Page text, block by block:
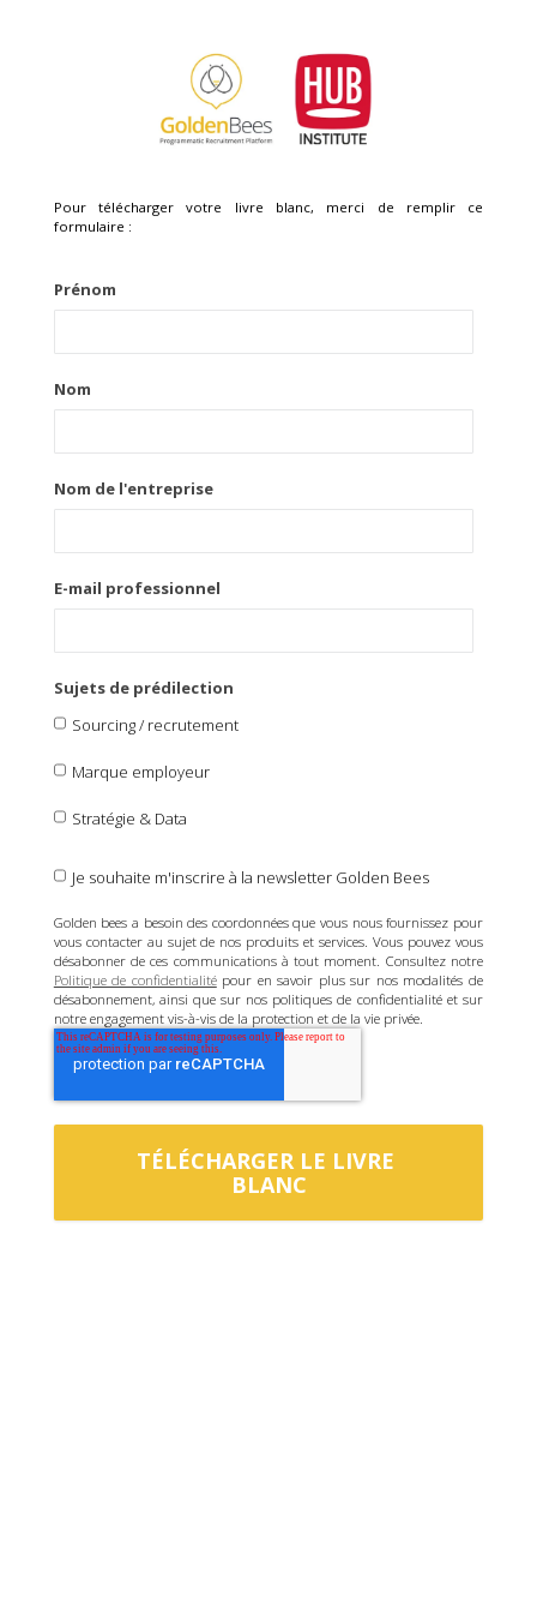
Pour télécharger votre livre blanc, merci de remplir ce
formulaire :
Prénom
Nom
Nom de l'entreprise
E-mail professionnel
Sujets de prédilection
Sourcing / recrutement
Marque employeur
Stratégie & Data
Je souhaite m'inscrire à la newsletter Golden Bees
Golden bees a besoin des coordonnées que vous nous fournissez pour
vous contacter au sujet de nos produits et services. Vous pouvez vous
désabonner de ces communications à tout moment. Consultez notre
Politique de confidentialitépour en savoir plus sur nos modalités de
désabonnement, ainsi que sur nos politiques de confidentialité et sur
notre engagement vis-à-vis de la protection et de la vie privée.